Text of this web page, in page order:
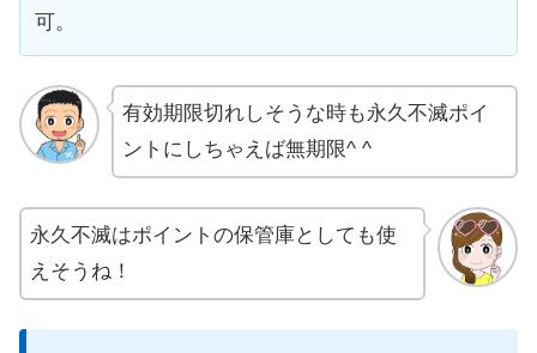
可。
有効期限切れしそうな時も永久不滅ポイ
ントにしちゃえば無期限^ ^
永久不滅はポイントの保管庫としても使
えそうね！